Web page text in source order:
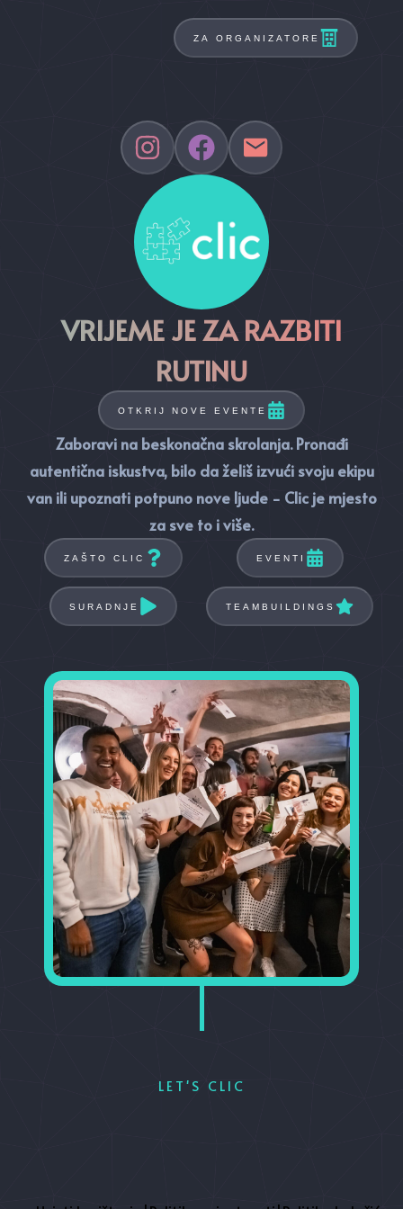
ZA ORGANIZATORE
VRIJEME JE ZA RAZBITI
RUTINU
OTKRIJ NOVE EVENTE
Zaboravi na beskonačna skrolanja. Pronađi
autentična iskustva, bilo da želiš izvući svoju ekipu
van ili upoznati potpuno nove ljude - Clic je mjesto
za sve to i više.
ZAŠTO CLIC EVENTI
SURADNJE TEAMBUILDINGS
LET'S CLIC